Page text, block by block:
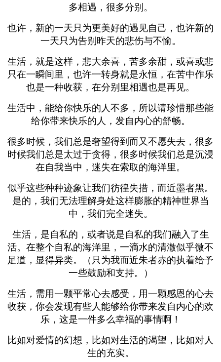
多相遇，很多分别。
也许，新的一天只为更美好的遇见自己，也许新的
一天只为告别昨天的悲伤与不愉。
生活，就是这样，悲大余喜，苦多余甜，或喜或悲
只在一瞬间里，也许一转身就是永恒，在苦中作乐
也是一种收获，在分别里相遇也是再见。
生活中，能给你快乐的人不多，所以请珍惜那些能
给你带来快乐的人，发自内心的舒畅。
很多时候，我们总是奢望得到而又不愿失去，很多
时候我们总是太过于贪得，很多时候我们总是沉浸
在自我当中，迷失在索取的海洋里。
似乎这些种种迹象让我们彷徨失措，而近墨者黑。
是的，我们无法理解身处这样膨胀的精神世界当
中，我们完全迷失。
生活，是自私的，或者说是自私的我们融入了生
活。在整个自私的海洋里，一滴水的清澈似乎微不
足道，显得异类。（只为我而近朱者赤的执着给予
一些鼓励和支持。）
生活，需用一颗平常心去感受，用一颗感恩的心去
收获，你会发现有些人能够给你带来发自内心的欢
乐，这是一件多么幸福的事情啊！
比如对爱情的幻想，比如对生活的渴望，比如对人
生的充实。